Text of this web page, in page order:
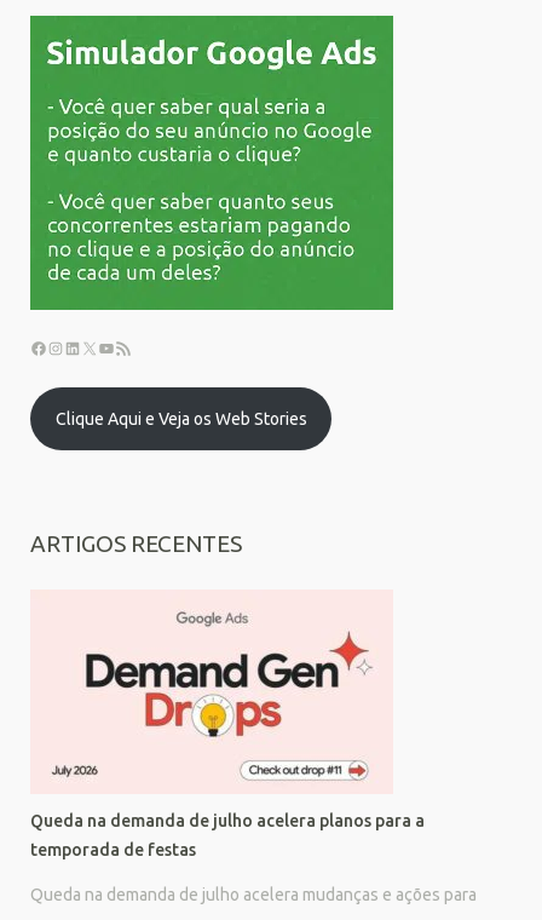
Clique Aqui e Veja os Web Stories
ARTIGOS RECENTES
Queda na demanda de julho acelera planos para a
temporada de festas
Queda na demanda de julho acelera mudanças e ações para